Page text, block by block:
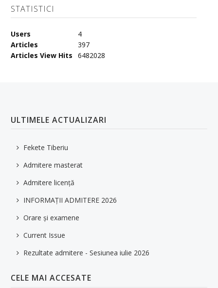
STATISTICI
Users
4
Articles
397
Articles View Hits
6482028
ULTIMELE ACTUALIZARI
Fekete Tiberiu
Admitere masterat
Admitere licență
INFORMAȚII ADMITERE 2026
Orare și examene
Current Issue
Rezultate admitere - Sesiunea iulie 2026
CELE MAI ACCESATE